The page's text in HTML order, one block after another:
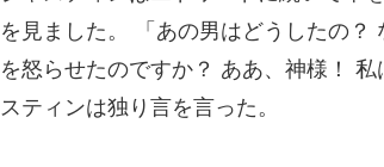
。 「あの男はどうしたの？
を怒らせたのです